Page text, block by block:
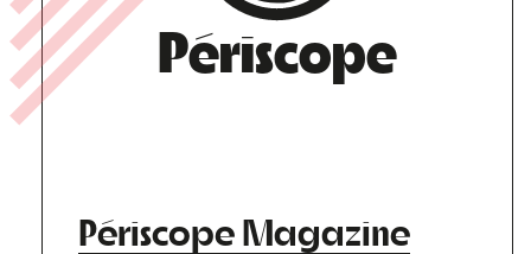
Périscope
Périscope Magazine